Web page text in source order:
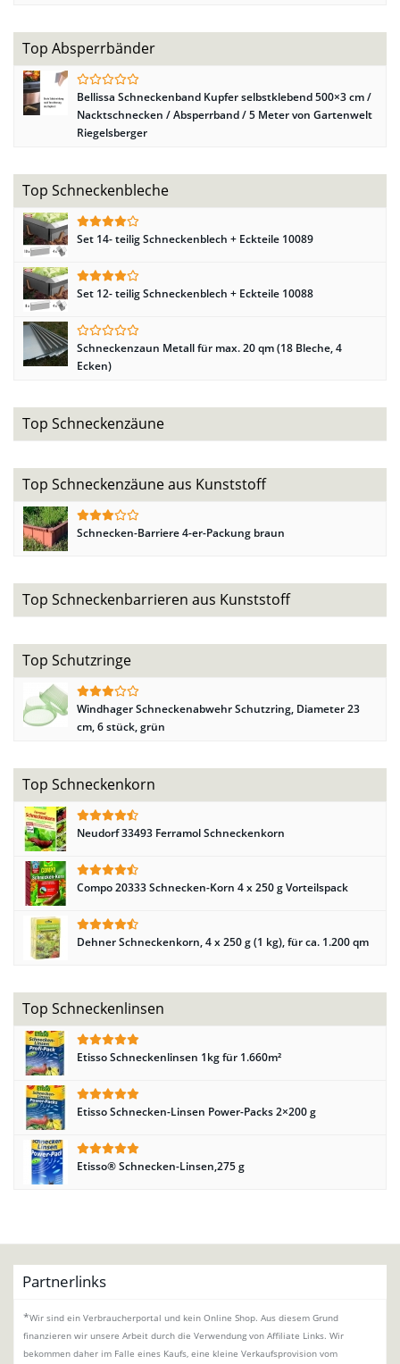
Top Absperrbänder
Bellissa Schneckenband Kupfer selbstklebend 500×3 cm /
Nacktschnecken / Absperrband / 5 Meter von Gartenwelt
Riegelsberger
Top Schneckenbleche
Set 14- teilig Schneckenblech + Eckteile 10089
Set 12- teilig Schneckenblech + Eckteile 10088
Schneckenzaun Metall für max. 20 qm (18 Bleche, 4
Ecken)
Top Schneckenzäune
Top Schneckenzäune aus Kunststoff
Schnecken-Barriere 4-er-Packung braun
Top Schneckenbarrieren aus Kunststoff
Top Schutzringe
Windhager Schneckenabwehr Schutzring, Diameter 23
cm, 6 stück, grün
Top Schneckenkorn
Neudorf 33493 Ferramol Schneckenkorn
Compo 20333 Schnecken-Korn 4 x 250 g Vorteilspack
Dehner Schneckenkorn, 4 x 250 g (1 kg), für ca. 1.200 qm
Top Schneckenlinsen
Etisso Schneckenlinsen 1kg für 1.660m²
Etisso Schnecken-Linsen Power-Packs 2×200 g
Etisso® Schnecken-Linsen,275 g
Partnerlinks
*Wir sind ein Verbraucherportal und kein Online Shop. Aus diesem Grund
finanzieren wir unsere Arbeit durch die Verwendung von Affiliate Links. Wir
bekommen daher im Falle eines Kaufs, eine kleine Verkaufsprovision vom